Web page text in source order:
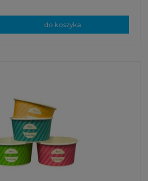
do koszyka